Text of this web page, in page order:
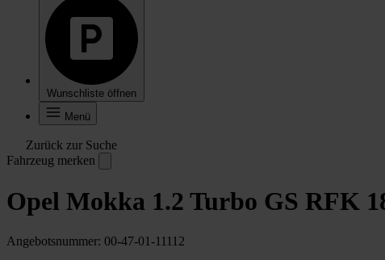
Wunschliste öffnen
Menü
Zurück zur Suche
Fahrzeug merken
Opel Mokka 1.2 Turbo GS RFK
Angebotsnummer: 00-47-01-11112